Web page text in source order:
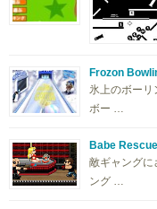
Frozon
氷上のボーリ
ボー …
Babe Rescue
敵ギャングに
ング …